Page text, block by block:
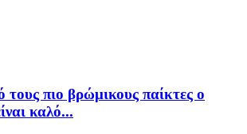
τους πιο βρώμικους παίκτες ο
καλό...